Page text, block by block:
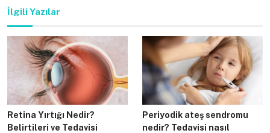
İlgili Yazılar
Retina Yırtığı Nedir?
Belirtileri ve Tedavisi
Periyodik ateş sendromu
nedir? Tedavisi nasıl